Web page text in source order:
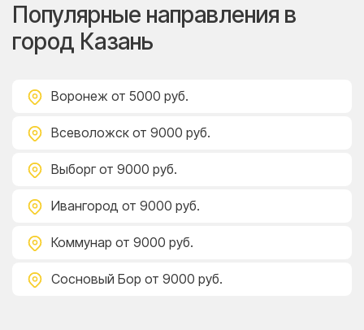
Популярные направления в
город Казань
Воронеж от 5000 руб.
Всеволожск от 9000 руб.
Выборг от 9000 руб.
Ивангород от 9000 руб.
Коммунар от 9000 руб.
Сосновый Бор от 9000 руб.